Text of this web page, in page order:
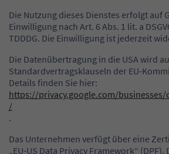
Die Nutzung dieses Dienstes erfolgt auf
Einwilligung nach Art. 6 Abs. 1 lit. a
TDDDG. Die Einwilligung ist jederzeit
Die Datenübertragung in die USA wird
Standardvertragsklauseln der EU-
Details finden Sie hier:
https://privacy.google.com/
/
.
Das Unternehmen verfügt über eine
„EU-US Data Privacy Framework“ (DPF).